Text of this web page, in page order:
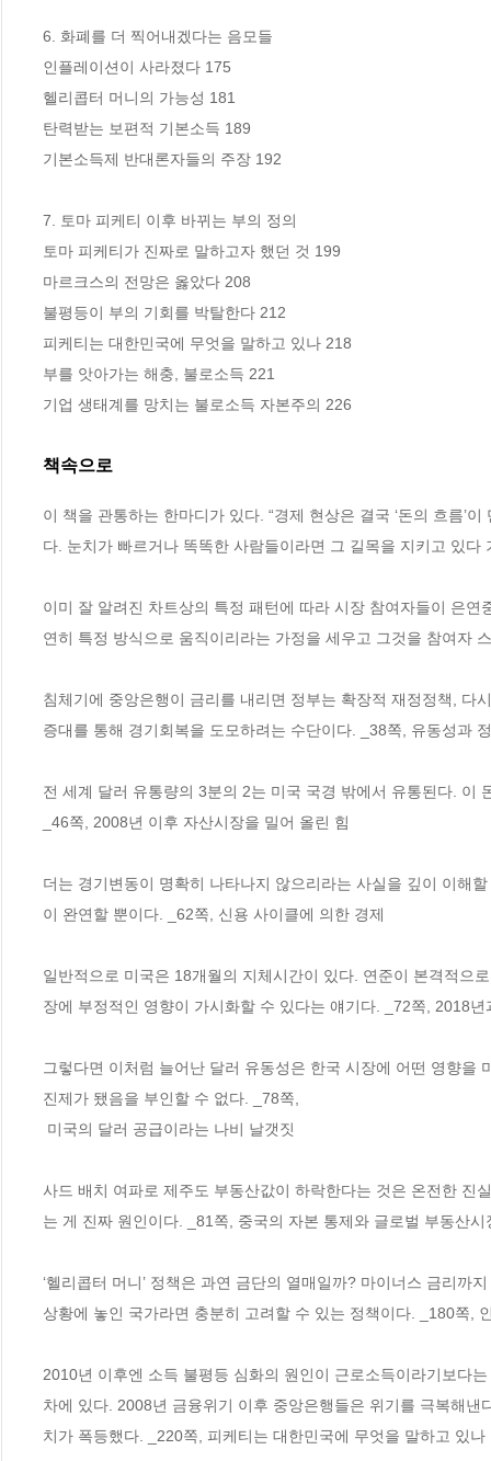
6. 화폐를 더 찍어내겠다는 음모들
인플레이션이 사라졌다 175
헬리콥터 머니의 가능성 181
탄력받는 보편적 기본소득 189
기본소득제 반대론자들의 주장 192
7. 토마 피케티 이후 바뀌는 부의 정의
토마 피케티가 진짜로 말하고자 했던 것 199
마르크스의 전망은 옳았다 208
불평등이 부의 기회를 박탈한다 212
피케티는 대한민국에 무엇을 말하고 있나 218
부를 앗아가는 해충, 불로소득 221
기업 생태계를 망치는 불로소득 자본주의 226
책속으로
이 책을 관통하는 한마디가 있다. “경제 현상은 결국 ‘돈의 흐름’
다. 눈치가 빠르거나 똑똑한 사람들이라면 그 길목을 지키고 있
이미 잘 알려진 차트상의 특정 패턴에 따라 시장 참여자들이 은
연히 특정 방식으로 움직이리라는 가정을 세우고 그것을 참여자
침체기에 중앙은행이 금리를 내리면 정부는 확장적 재정정책, 다
증대를 통해 경기회복을 도모하려는 수단이다. _38쪽, 유동성과
전 세계 달러 유통량의 3분의 2는 미국 국경 밖에서 유통된다. 이
_46쪽, 2008년 이후 자산시장을 밀어 올린 힘
더는 경기변동이 명확히 나타나지 않으리라는 사실을 깊이 이해
이 완연할 뿐이다. _62쪽, 신용 사이클에 의한 경제
일반적으로 미국은 18개월의 지체시간이 있다. 연준이 본격적으
장에 부정적인 영향이 가시화할 수 있다는 얘기다. _72쪽, 2018
그렇다면 이처럼 늘어난 달러 유동성은 한국 시장에 어떤 영향
진제가 됐음을 부인할 수 없다. _78쪽,
미국의 달러 공급이라는 나비 날갯짓
사드 배치 여파로 제주도 부동산값이 하락한다는 것은 온전한 진
는 게 진짜 원인이다. _81쪽, 중국의 자본 통제와 글로벌 부동산
‘헬리콥터 머니’ 정책은 과연 금단의 열매일까? 마이너스 금리
상황에 놓인 국가라면 충분히 고려할 수 있는 정책이다. _180쪽,
2010년 이후엔 소득 불평등 심화의 원인이 근로소득이라기보다
차에 있다. 2008년 금융위기 이후 중앙은행들은 위기를 극복해
치가 폭등했다. _220쪽, 피케티는 대한민국에 무엇을 말하고 있나